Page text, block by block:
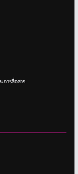
การสื่อสาร